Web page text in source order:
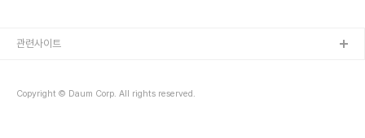
교소개 동영상 촬영이 끝났다. 이젠 개인의 꿈을 손에 보일듯 구체적으
Copyright © Daum Corp. All rights reserved.
관련사이트